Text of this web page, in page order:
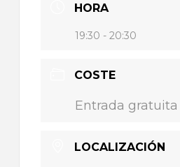
HORA
19:30 - 20:30
COSTE
Entrada gratuita
LOCALIZACIÓN